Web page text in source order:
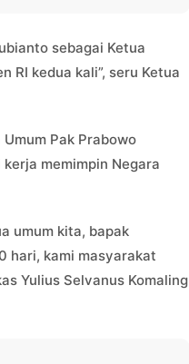
sebagai Ketua
RI kedua kali”, seru Ketua
Pak Prabowo
memimpin Negara
umum kita, bapak
hari, kami masyarakat
Yulius Selvanus Komaling